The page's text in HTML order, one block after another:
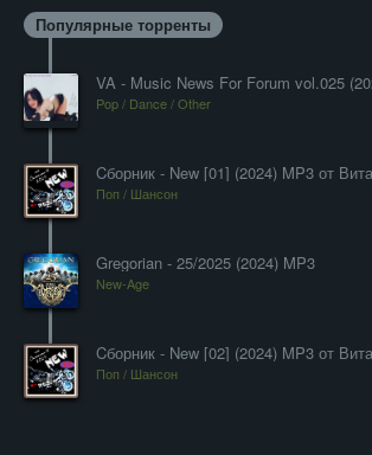
Популярные торренты
VA - Music News For Forum vol.025
Pop / Dance / Other
Cборник - New [01] (2024) MP3 от
Поп / Шансон
Gregorian - 25/2025 (2024) MP3
New-Age
Cборник - New [02] (2024) MP3 от
Поп / Шансон